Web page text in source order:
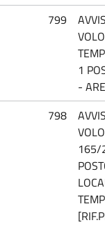
799
1
-
798
165/